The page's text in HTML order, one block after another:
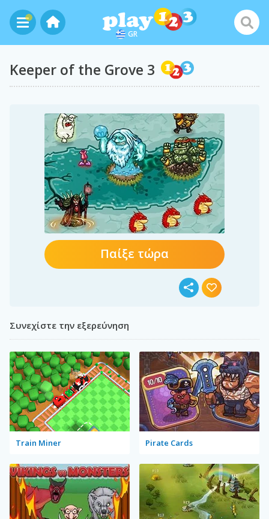
GR
Keeper of the Grove 3
Παίξε τώρα
Συνεχίστε την εξερεύνηση
Train Miner Pirate Cards